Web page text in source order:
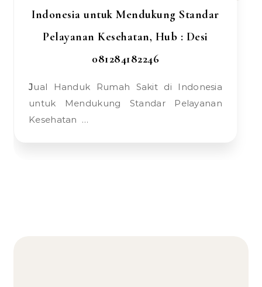
Indonesia untuk Mendukung Standar
Pelayanan Kesehatan, Hub : Desi
081284182246
Jual Handuk Rumah Sakit di Indonesia
untuk Mendukung Standar Pelayanan
Kesehatan …